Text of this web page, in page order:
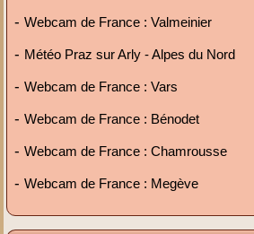
-Webcam de France : Valmeinier
- Météo Praz sur Arly - Alpes du Nord
-Webcam de France : Vars
-Webcam de France : Bénodet
-Webcam de France : Chamrousse
-Webcam de France : Megève